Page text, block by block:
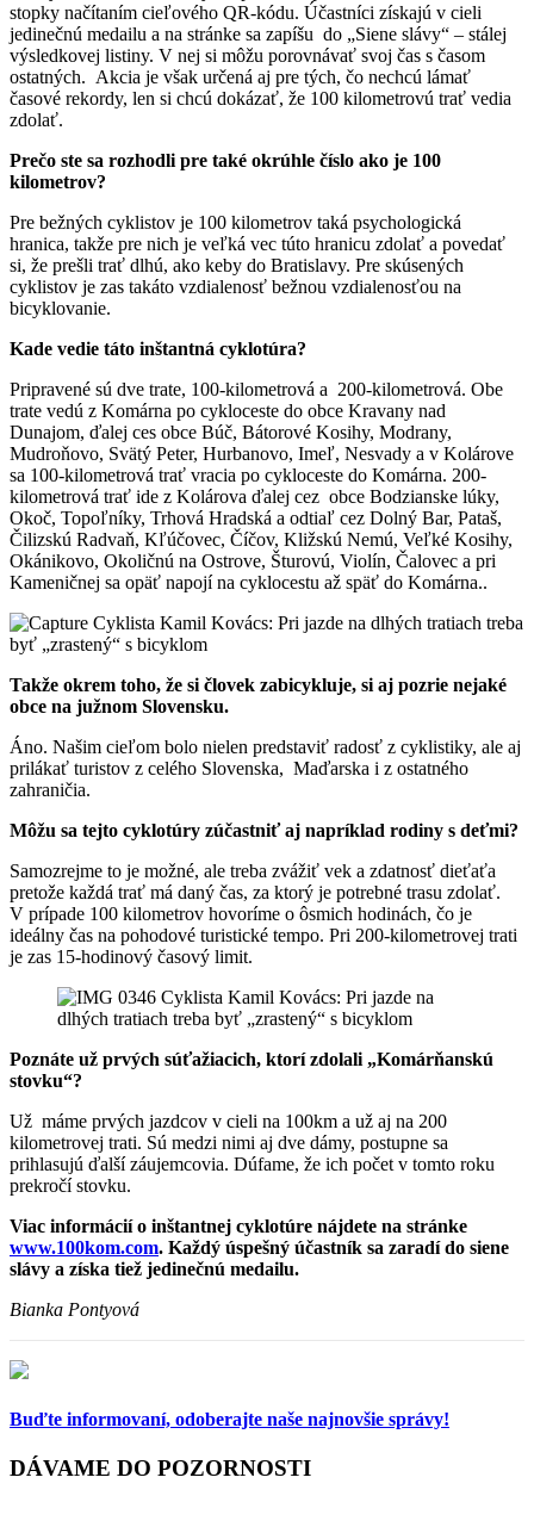
stopky načítaním cieľového QR-kódu. Účastníci získajú v cieli
jedinečnú medailu a na stránke sa zapíšu do „Siene slávy“ – stálej
výsledkovej listiny. V nej si môžu porovnávať svoj čas s časom
ostatných. Akcia je však určená aj pre tých, čo nechcú lámať
časové rekordy, len si chcú dokázať, že 100 kilometrovú trať vedia
zdolať.
Prečo ste sa rozhodli pre také okrúhle číslo ako je 100
kilometrov?
Pre bežných cyklistov je 100 kilometrov taká psychologická
hranica, takže pre nich je veľká vec túto hranicu zdolať a povedať
si, že prešli trať dlhú, ako keby do Bratislavy. Pre skúsených
cyklistov je zas takáto vzdialenosť bežnou vzdialenosťou na
bicyklovanie.
Kade vedie táto inštantná cyklotúra?
Pripravené sú dve trate, 100-kilometrová a 200-kilometrová. Obe
trate vedú z Komárna po cykloceste do obce Kravany nad
Dunajom, ďalej ces obce Búč, Bátorové Kosihy, Modrany,
Mudroňovo, Svätý Peter, Hurbanovo, Imeľ, Nesvady a v Kolárove
sa 100-kilometrová trať vracia po cykloceste do Komárna. 200-
kilometrová trať ide z Kolárova ďalej cez obce Bodzianske lúky,
Okoč, Topoľníky, Trhová Hradská a odtiaľ cez Dolný Bar, Pataš,
Čilizskú Radvaň, Kľúčovec, Číčov, Kližskú Nemú, Veľké Kosihy,
Okánikovo, Okoličnú na Ostrove, Šturovú, Violín, Čalovec a pri
Kameničnej sa opäť napojí na cyklocestu až späť do Komárna..
Takže okrem toho, že si človek zabicykluje, si aj pozrie nejaké
obce na južnom Slovensku.
Áno. Našim cieľom bolo nielen predstaviť radosť z cyklistiky, ale aj
prilákať turistov z celého Slovenska, Maďarska i z ostatného
zahraničia.
Môžu sa tejto cyklotúry zúčastniť aj napríklad rodiny s deťmi?
Samozrejme to je možné, ale treba zvážiť vek a zdatnosť dieťaťa
pretože každá trať má daný čas, za ktorý je potrebné trasu zdolať.
V prípade 100 kilometrov hovoríme o ôsmich hodinách, čo je
ideálny čas na pohodové turistické tempo. Pri 200-kilometrovej trati
je zas 15-hodinový časový limit.
Poznáte už prvých súťažiacich, ktorí zdolali „Komárňanskú
stovku“?
Už máme prvých jazdcov v cieli na 100km a už aj na 200
kilometrovej trati. Sú medzi nimi aj dve dámy, postupne sa
prihlasujú ďalší záujemcovia. Dúfame, že ich počet v tomto roku
prekročí stovku.
Viac informácií o inštantnej cyklotúre nájdete na stránke
www.100kom.com. Každý úspešný účastník sa zaradí do siene
slávy a získa tiež jedinečnú medailu.
Bianka Pontyová
Buďte informovaní, odoberajte naše najnovšie správy!
DÁVAME DO POZORNOSTI